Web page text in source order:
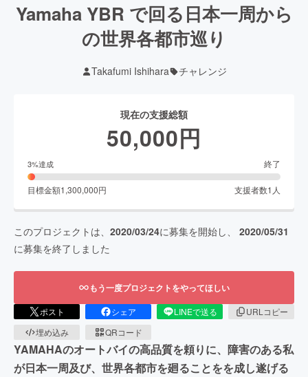
Yamaha YBR で回る日本一周から
の世界各都市巡り
Takafumi Ishihara チャレンジ
現在の支援総額
50,000円
3%達成 終了
目標金額1,300,000円 支援者数1 人
このプロジェクトは、 2020/03/24に募集を開始し、 2020/05/31
に募集を終了しました
もう一度プロジェクトをやってほしい
ポスト シェア LINEで送る
URLコピー
埋め込み
QRコード
YAMAHAのオートバイの高品質を頼りに、障害のある私
が日本一周及び、世界各都市を廻ることをを成し遂げる